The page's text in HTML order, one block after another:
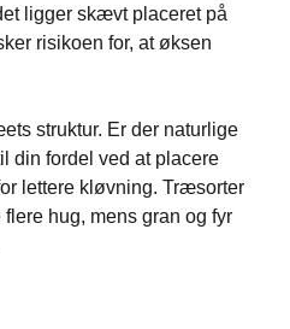
ligger skævt placeret på
risikoen for, at øksen
struktur. Er der naturlige
din fordel ved at placere
lettere kløvning. Træsorter
hug, mens gran og fyr